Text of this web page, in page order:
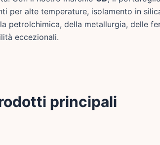
per alte temperature, isolamento in
petrolchimica, della metallurgia, delle
eccezionali.
principali